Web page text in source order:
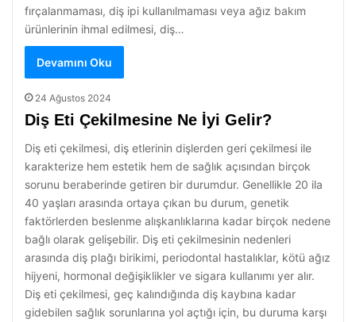
fırçalanmaması, diş ipi kullanılmaması veya ağız bakım
ürünlerinin ihmal edilmesi, diş…
Devamını Oku
24 Ağustos 2024
Diş Eti Çekilmesine Ne İyi Gelir?
Diş eti çekilmesi, diş etlerinin dişlerden geri çekilmesi ile
karakterize hem estetik hem de sağlık açısından birçok
sorunu beraberinde getiren bir durumdur. Genellikle 20 ila
40 yaşları arasında ortaya çıkan bu durum, genetik
faktörlerden beslenme alışkanlıklarına kadar birçok nedene
bağlı olarak gelişebilir. Diş eti çekilmesinin nedenleri
arasında diş plağı birikimi, periodontal hastalıklar, kötü ağız
hijyeni, hormonal değişiklikler ve sigara kullanımı yer alır.
Diş eti çekilmesi, geç kalındığında diş kaybına kadar
gidebilen sağlık sorunlarına yol açtığı için, bu duruma karşı